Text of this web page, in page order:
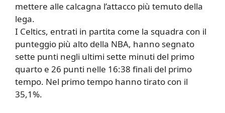
mettere alle calcagna l’attacco più temuto della
lega.
I Celtics, entrati in partita come la squadra con il
punteggio più alto della NBA, hanno segnato
sette punti negli ultimi sette minuti del primo
quarto e 26 punti nelle 16:38 finali del primo
tempo. Nel primo tempo hanno tirato con il
35,1%.